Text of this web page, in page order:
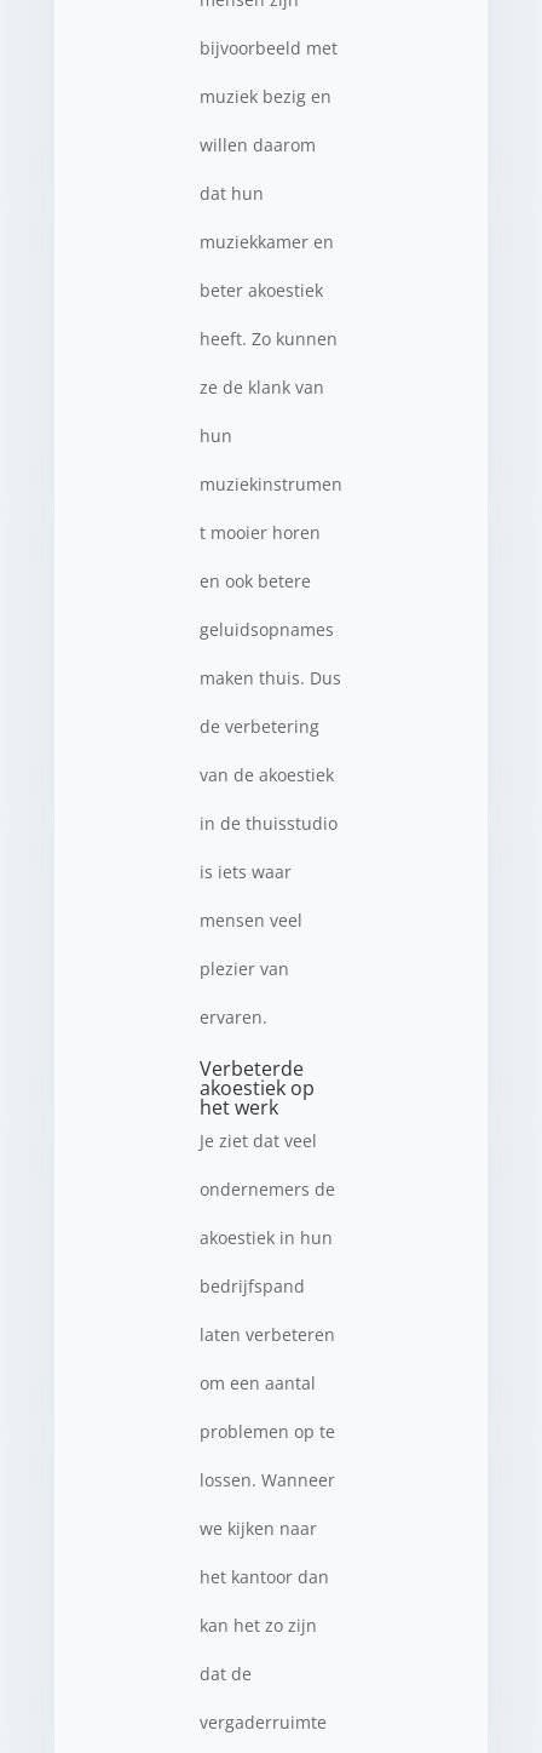
bijvoorbeeld met
muziek bezig en
willen daarom
dat hun
muziekkamer en
beter akoestiek
heeft. Zo kunnen
ze de klank van
hun
muziekinstrumen
t mooier horen
en ook betere
geluidsopnames
maken thuis. Dus
de verbetering
van de akoestiek
in de thuisstudio
is iets waar
mensen veel
plezier van
ervaren.
Verbeterde
akoestiek op
het werk
Je ziet dat veel
ondernemers de
akoestiek in hun
bedrijfspand
laten verbeteren
om een aantal
problemen op te
lossen. Wanneer
we kijken naar
het kantoor dan
kan het zo zijn
dat de
vergaderruimte